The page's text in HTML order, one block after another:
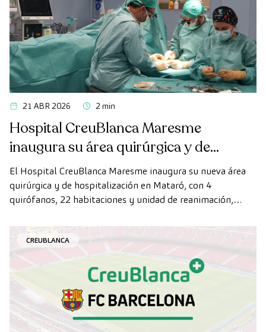
21 ABR 2026 2 min
Hospital CreuBlanca Maresme
inaugura su área quirúrgica y de
hospitalización
El Hospital CreuBlanca Maresme inaugura su nueva área
quirúrgica y de hospitalización en Mataró, con 4
quirófanos, 22 habitaciones y unidad de reanimación,
CREUBLANCA